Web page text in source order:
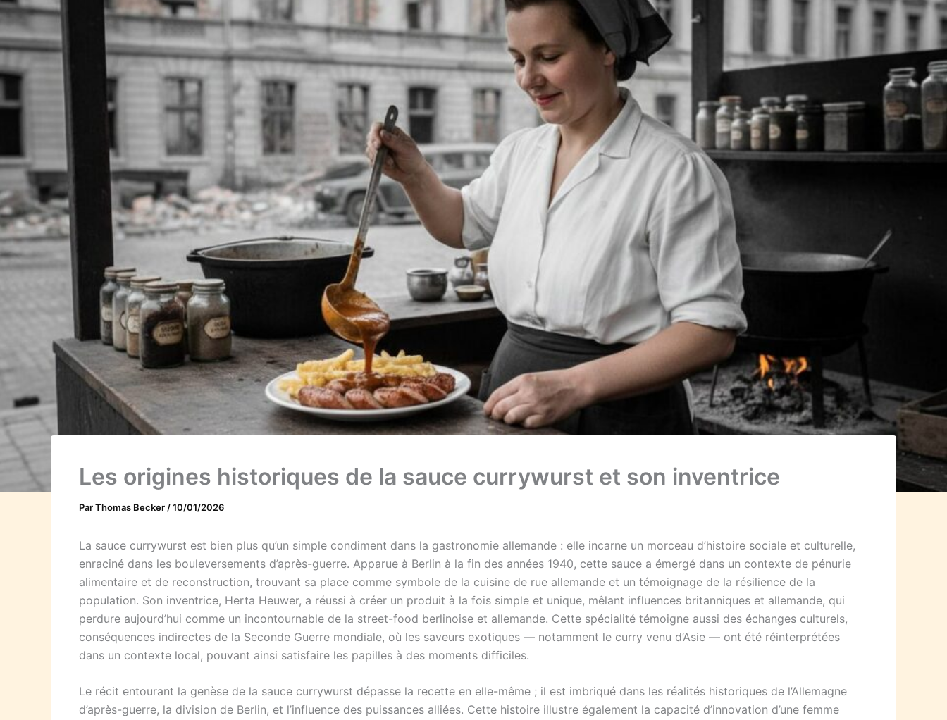
Les origines historiques de la sauce currywurst et son inventrice
ParThomas Becker /10/01/2026
La sauce currywurst est bien plus qu’un simple condiment dans la gastronomie allemande : elle incarne un morceau d’histoire sociale et culturelle,
enraciné dans les bouleversements d’après-guerre. Apparue à Berlin à la fin des années 1940, cette sauce a émergé dans un contexte de pénurie
alimentaire et de reconstruction, trouvant sa place comme symbole de la cuisine de rue allemande et un témoignage de la résilience de la
population. Son inventrice, Herta Heuwer, a réussi à créer un produit à la fois simple et unique, mêlant influences britanniques et allemande, qui
perdure aujourd’hui comme un incontournable de la street-food berlinoise et allemande. Cette spécialité témoigne aussi des échanges culturels,
conséquences indirectes de la Seconde Guerre mondiale, où les saveurs exotiques — notamment le curry venu d’Asie — ont été réinterprétées
dans un contexte local, pouvant ainsi satisfaire les papilles à des moments difficiles.
Le récit entourant la genèse de la sauce currywurst dépasse la recette en elle-même ; il est imbriqué dans les réalités historiques de l’Allemagne
d’après-guerre, la division de Berlin, et l’influence des puissances alliées. Cette histoire illustre également la capacité d’innovation d’une femme